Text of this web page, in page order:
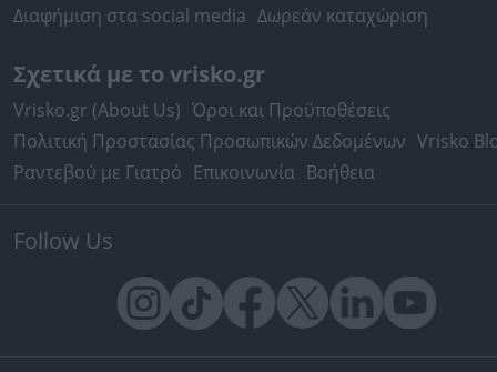
Διαφήμιση στα social media Δωρεάν καταχώριση
Σχετικά με το vrisko.gr
Vrisko.gr (About Us) Όροι και Προϋποθέσεις
Πολιτική Προστασίας Προσωπικών Δεδομένων Vrisko
Ραντεβού με Γιατρό Επικοινωνία Βοήθεια
Follow Us